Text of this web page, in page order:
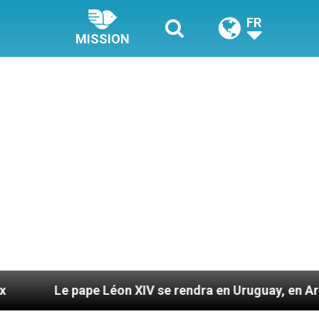
MISSION
FR
Léon XIV se rendra en Uruguay, en Argentine et